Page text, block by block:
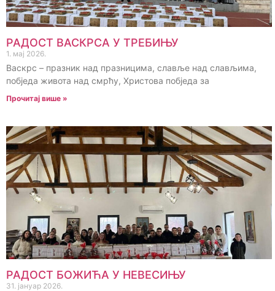
РАДОСТ ВАСКРСА У ТРЕБИЊУ
1. мај 2026.
Васкрс – празник над празницима, славље над слављима,
побједа живота над смрћу, Христова побједа за
Прочитај више »
РАДОСТ БОЖИЋА У НЕВЕСИЊУ
31. јануар 2026.